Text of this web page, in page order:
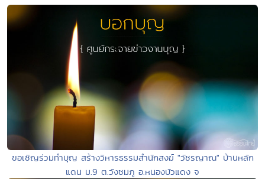
ขอเชิญร่วมทำบุญ สร้างวิหารธรรมสำนักสงฆ์ "วัชรญาณ" บ้านหลัก
แดน ม.9 ต.วังชมภู อ.หนองบัวแดง จ